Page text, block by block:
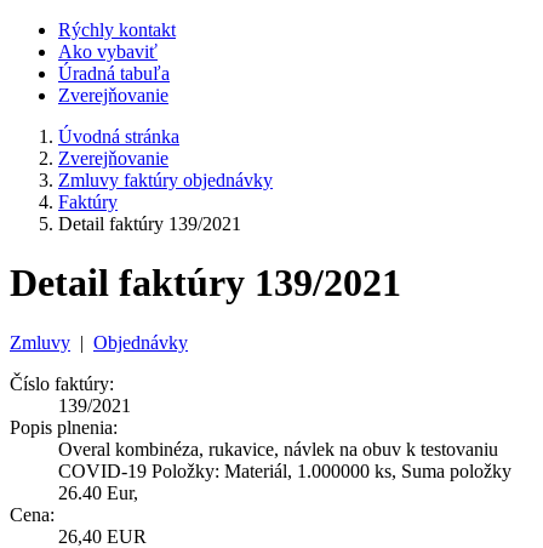
Rýchly kontakt
Ako vybaviť
Úradná tabuľa
Zverejňovanie
Úvodná stránka
Zverejňovanie
Zmluvy faktúry objednávky
Faktúry
Detail faktúry 139/2021
Detail faktúry 139/2021
Zmluvy | Objednávky
Číslo faktúry:
139/2021
Popis plnenia:
Overal kombinéza, rukavice, návlek na obuv k testovaniu
COVID-19 Položky: Materiál, 1.000000 ks, Suma položky
26.40 Eur,
Cena:
26,40 EUR